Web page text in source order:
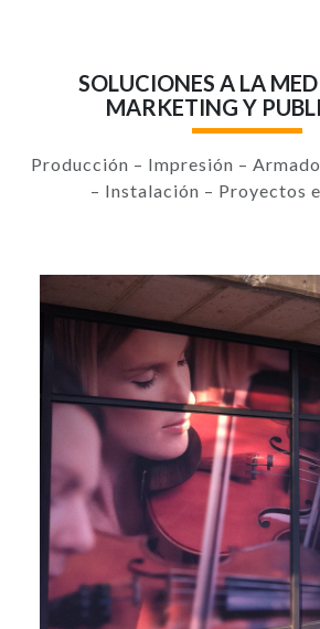
SOLUCIONES A LA
MARKETING Y
Producción – Impresión –
– Instalación – Proyectos